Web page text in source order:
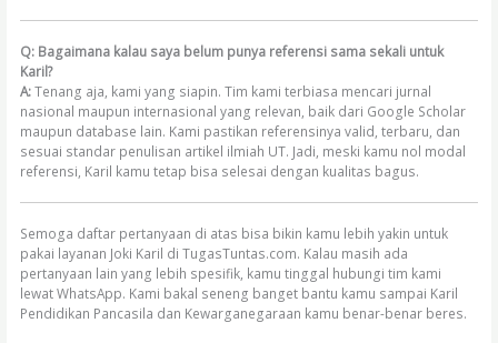
Q: Bagaimana kalau saya belum punya referensi sama sekali untuk
Karil?
A:Tenang aja, kami yang siapin. Tim kami terbiasa mencari jurnal
nasional maupun internasional yang relevan, baik dari Google Scholar
maupun database lain. Kami pastikan referensinya valid, terbaru, dan
sesuai standar penulisan artikel ilmiah UT. Jadi, meski kamu nol modal
referensi, Karil kamu tetap bisa selesai dengan kualitas bagus.
Semoga daftar pertanyaan di atas bisa bikin kamu lebih yakin untuk
pakai layanan Joki Karil di TugasTuntas.com. Kalau masih ada
pertanyaan lain yang lebih spesifik, kamu tinggal hubungi tim kami
lewat WhatsApp. Kami bakal seneng banget bantu kamu sampai Karil
Pendidikan Pancasila dan Kewarganegaraan kamu benar-benar beres.